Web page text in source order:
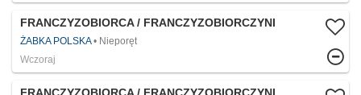
FRANCZYZOBIORCA / FRANCZYZOBIORCZYNI
ŻABKA POLSKA
Nieporęt
Wczoraj